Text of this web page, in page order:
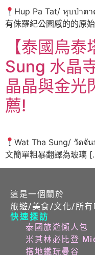
Hup Pa Tat/ หุบป่าตา
有侏羅紀公園感的的原
【泰國烏
Sung 水晶
晶晶與金光
薦!
Wat Tha Sung/ วัดจั
文簡單粗暴翻譯為玻璃
這是一個關於
旅遊/美食/文化/所有
快速探訪
泰國旅遊懶人包
米其林必比登
搭地鐵玩曼谷